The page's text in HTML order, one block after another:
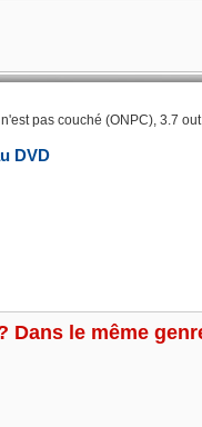
pas couché (ONPC), 3.7
DVD
Dans le même